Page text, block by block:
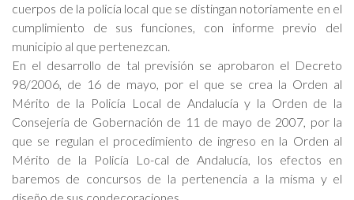
cuerpos de la policía local que se distingan notoriamente en el
cumplimiento de sus funciones, con informe previo del
municipio al que pertenezcan.
En el desarrollo de tal previsión se aprobaron el Decreto
98/2006, de 16 de mayo, por el que se crea la Orden al
Mérito de la Policía Local de Andalucía y la Orden de la
Consejería de Gobernación de 11 de mayo de 2007, por la
que se regulan el procedimiento de ingreso en la Orden al
Mérito de la Policía Lo-cal de Andalucía, los efectos en
baremos de concursos de la pertenencia a la misma y el